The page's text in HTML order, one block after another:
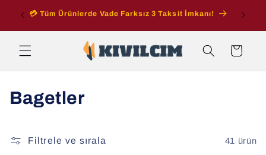
İçeriğe
atla
💳 Tüm Ürünlerde Vade Farksız 3 Taksit İmkanı!
Sepet
K
l
Bagetler
Filtrele ve sırala 41 ürün